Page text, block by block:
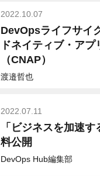
2022.10.07
DevOpsライフサイ
ドネイティブ・ア
（CNAP）
渡邉哲也
2022.07.11
「ビジネスを加速
料公開
DevOps Hub編集部